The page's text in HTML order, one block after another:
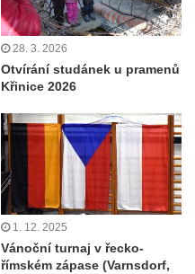
28. 3. 2026
Otvírání studánek u pramenů
Křinice 2026
1. 12. 2025
Vánoční turnaj v řecko-
římském zápase (Varnsdorf,